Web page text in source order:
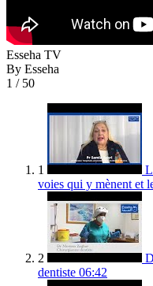
Esseha TV
By Esseha
1 / 50
1
voies qui y mènent et
2
dentiste 06:42